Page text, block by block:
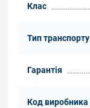
Клас
Тип транспорту
Гарантія
Код виробника